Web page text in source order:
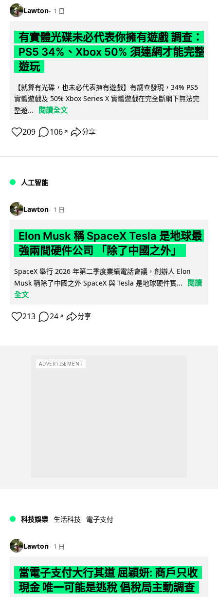
Lawton 1 日
有實體光碟未必代表你擁有遊戲 調查：
PS5 34%、Xbox 50% 須連網才能完整
遊玩
【就算有光碟，也未必代表擁有遊戲】有調查發現，34% PS5
實體遊戲及 50% Xbox Series X 實體遊戲在完全斷網下無法完
整遊...
閱讀全文
209 106 ↗ 分享
人工智能
Lawton 1 日
Elon Musk 稱 SpaceX Tesla 是地球最
強兩間硬件公司 「除了中國之外」
SpaceX 舉行 2026 年第二季度業績電話會議，創辦人 Elon
Musk 稱除了中國之外 SpaceX 與 Tesla 是地球硬件實...
閱讀
全文
213 24 ↗ 分享
ADVERTISEMENT
科技娛樂 生活科技 電子支付
Lawton 1 日
當電子支付大行其道 屈穎妍: 商戶只收
現金 唯一可能是逃稅 倡稅局主動調查